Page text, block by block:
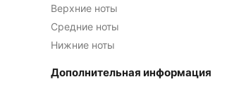
Верхние ноты
Средние ноты
Нижние ноты
Дополнительная информация